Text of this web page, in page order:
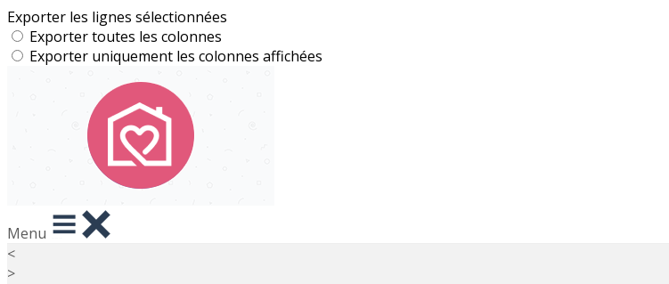
Exporter les lignes sélectionnées
Exporter toutes les colonnes
Exporter uniquement les colonnes affichées
Menu
<
>